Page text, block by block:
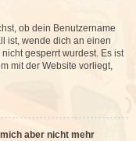
ob dein Benutzername
ist, wende dich an einen
gesperrt wurdest. Es ist
mit der Website vorliegt,
aber nicht mehr